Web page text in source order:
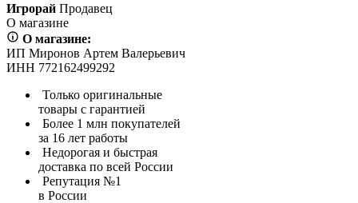
Игрорай Продавец
О магазине
О магазине:
ИП Миронов Артем Валерьевич
ИНН 772162499292
Только оригинальные
товары с гарантией
Более 1 млн покупателей
за 16 лет работы
Недорогая и быстрая
доставка по всей России
Репутация №1
в России